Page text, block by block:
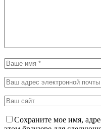
Сохраните мое имя,